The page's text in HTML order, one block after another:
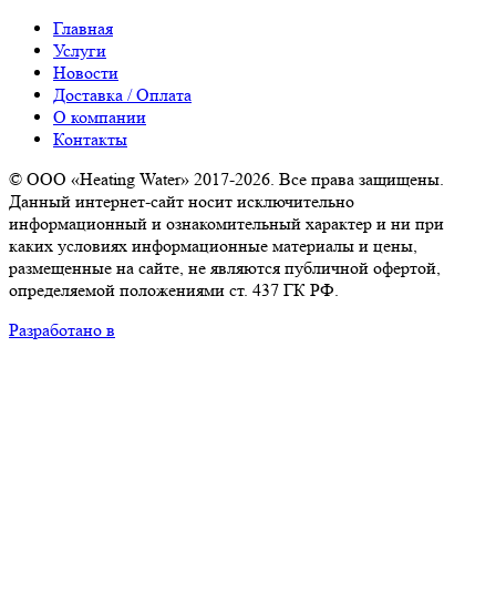
Главная
Услуги
Новости
Доставка / Оплата
О компании
Контакты
© ООО «Heating Water» 2017-2026. Все права защищены.
Данный интернет-сайт носит исключительно
информационный и ознакомительный характер и ни при
каких условиях информационные материалы и цены,
размещенные на сайте, не являются публичной офертой,
определяемой положениями ст. 437 ГК РФ.
Разработано в